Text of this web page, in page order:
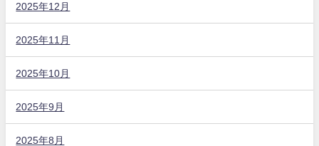
2025年12月
2025年11月
2025年10月
2025年9月
2025年8月